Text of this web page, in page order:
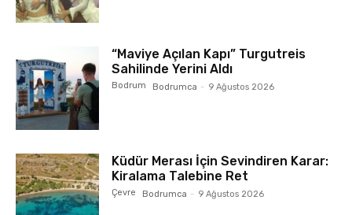
“Maviye Açılan Kapı” Turgutreis
Sahilinde Yerini Aldı
Bodrum Bodrumca - 9 Ağustos 2026
Küdür Merası İçin Sevindiren Karar:
Kiralama Talebine Ret
Çevre Bodrumca - 9 Ağustos 2026